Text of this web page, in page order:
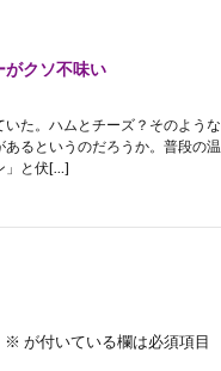
がクソ不味い
た。ハムとチーズ？そのような
るというのだろうか。普段の温
」と伏[…]
※ が付いている欄は必須項目